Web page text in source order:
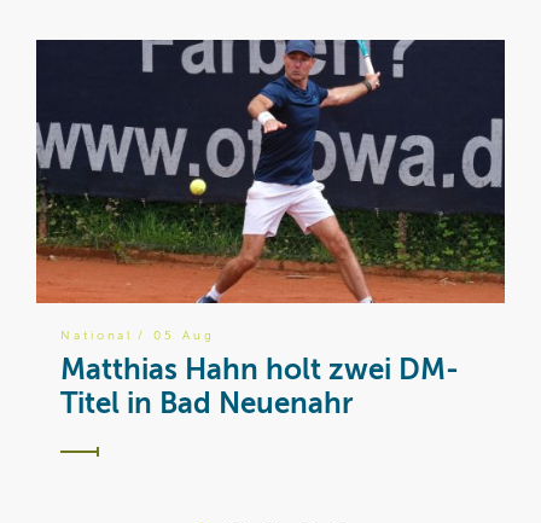
National / 05 Aug
Matthias Hahn holt zwei DM-
Titel in Bad Neuenahr